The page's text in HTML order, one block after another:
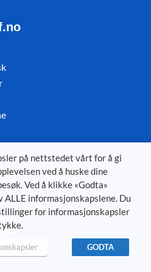
på nettstedet vårt for å gi
ved å huske dine
Ved å klikke «Godta»
informasjonskapslene. Du
for informasjonskapsler
GODTA